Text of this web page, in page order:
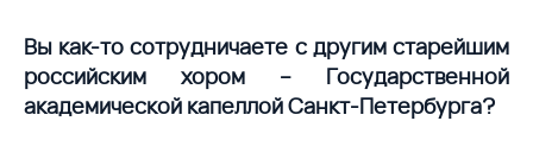
Вы как-то сотрудничаете с другим старейшим
российским хором – Государственной
академической капеллой Санкт-Петербурга?